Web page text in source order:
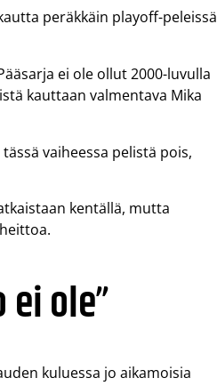
peräkkäin playoff-peleissä
ei ole ollut 2000-luvulla
kauttaan valmentava Mika
vaiheessa pelistä pois,
kentällä, mutta
ei ole”
kuluessa jo aikamoisia